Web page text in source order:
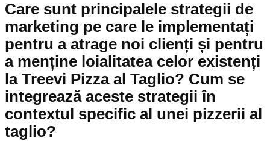
Care sunt principalele strategii de
marketing pe care le implementați
pentru a atrage noi clienți și pentru
a menține loialitatea celor existenți
la Treevi Pizza al Taglio? Cum se
integrează aceste strategii în
contextul specific al unei pizzerii al
taglio?